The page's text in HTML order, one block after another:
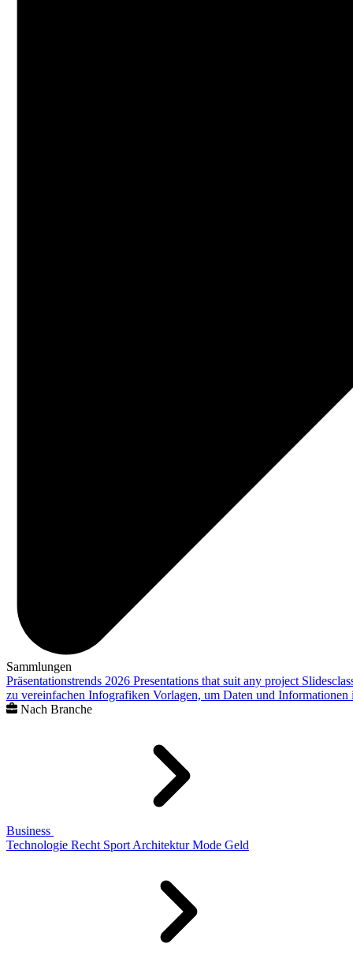
Sammlungen
Präsentationstrends 2026 Presentations that suit any project
zu vereinfachen Infografiken Vorlagen, um Daten und
Nach Branche
Business
Technologie Recht Sport Architektur Mode Geld